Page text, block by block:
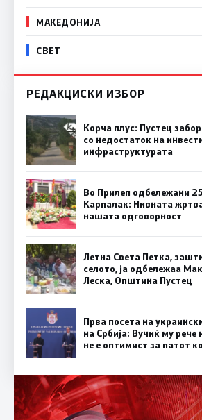
МАКЕДОНИЈА
СВЕТ
РЕДАКЦИСКИ ИЗБОР
Корча плус: Пустец
со недостаток на
инфраструктурата
Во Прилеп одбележани
Карпалак: Нивната
нашата одговорност
Летна Света Петка,
селото, ја одбележаа
Леска, Општина Пустец
Прва посета на
на Србија: Вучиќ му рече
не е оптимист за патот